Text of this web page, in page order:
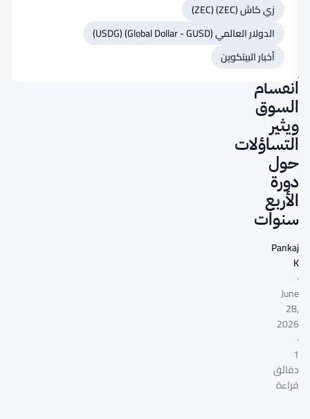
يدعو
لانخفاض
بيتكوين
انقسام
السوق
ويثير
التساؤلات
حول
دورة
الأربع
سنوات
Pankaj
K
·
June
28,
2026
·
1
دقائق
قراءة
زي كاش (ZEC) (ZEC)
الدولار العالمي (Global Dollar - GUSD) (USDG)
أخبار البيتكوين